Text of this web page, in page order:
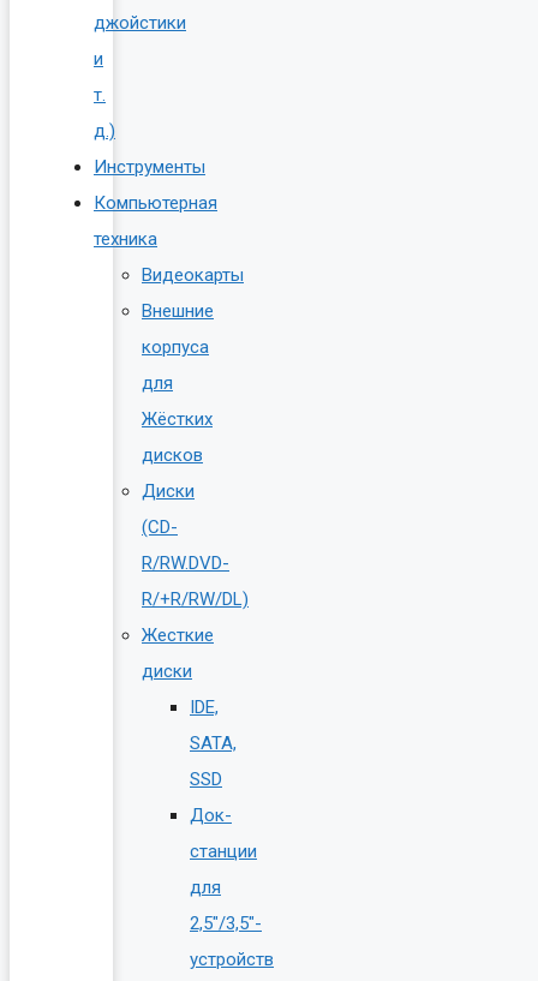
джойстики
и
т.
д.)
Инструменты
Компьютерная
техника
Видеокарты
Внешние
корпуса
для
Жёстких
дисков
Диски
(CD-
R/RW.DVD-
R/+R/RW/DL)
Жесткие
диски
IDE,
SATA,
SSD
Док-
станции
для
2,5″/3,5″-
устройств